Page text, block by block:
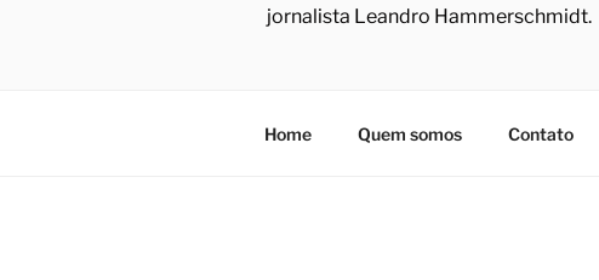
jornalista Leandro Hammerschmidt.
Home Quem somos Contato